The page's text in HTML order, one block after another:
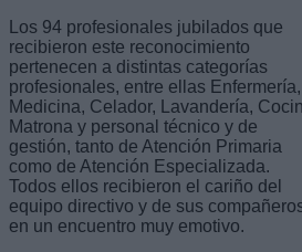
Los 94 profesionales jubilados que
recibieron este reconocimiento
pertenecen a distintas categorías
profesionales, entre ellas Enfermería,
Medicina, Celador, Lavandería,
Matrona y personal técnico y de
gestión, tanto de Atención Primaria
como de Atención Especializada.
Todos ellos recibieron el cariño del
equipo directivo y de sus
en un encuentro muy emotivo.